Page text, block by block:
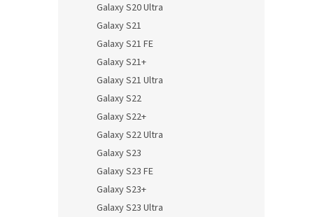
Galaxy S20 Ultra
Galaxy S21
Galaxy S21 FE
Galaxy S21+
Galaxy S21 Ultra
Galaxy S22
Galaxy S22+
Galaxy S22 Ultra
Galaxy S23
Galaxy S23 FE
Galaxy S23+
Galaxy S23 Ultra